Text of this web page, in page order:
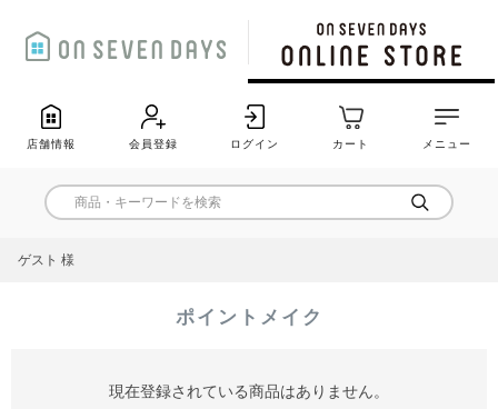
店舗情報 会員登録 ログイン カート メニュー
ゲスト 様
ポイントメイク
現在登録されている商品はありません。